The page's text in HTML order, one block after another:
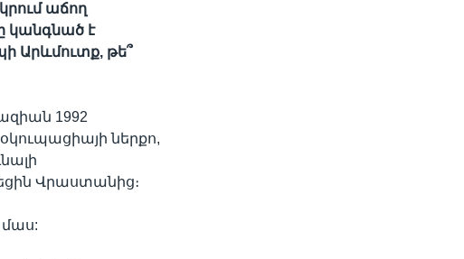
աճող
կանգնած է
Արևմուտք, թե՞
1992
ներքո,
Վրաստանից։